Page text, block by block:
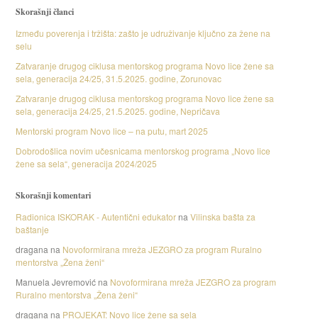
Skorašnji članci
Između poverenja i tržišta: zašto je udruživanje ključno za žene na
selu
Zatvaranje drugog ciklusa mentorskog programa Novo lice žene sa
sela, generacija 24/25, 31.5.2025. godine, Zorunovac
Zatvaranje drugog ciklusa mentorskog programa Novo lice žene sa
sela, generacija 24/25, 21.5.2025. godine, Nepričava
Mentorski program Novo lice – na putu, mart 2025
Dobrodošlica novim učesnicama mentorskog programa „Novo lice
žene sa sela“, generacija 2024/2025
Skorašnji komentari
Radionica ISKORAK - Autentični edukatorna Vilinska bašta za
baštanje
dragana na Novoformirana mreža JEZGRO za program Ruralno
mentorstva „Žena ženi“
Manuela Jevremovićna Novoformirana mreža JEZGRO za program
Ruralno mentorstva „Žena ženi“
dragana na PROJEKAT: Novo lice žene sa sela